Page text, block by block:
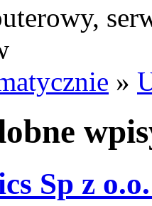
»
Sp z